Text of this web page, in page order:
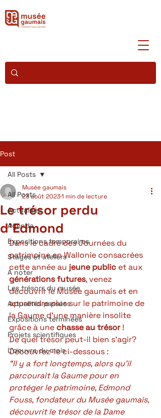
Post
All Posts
Actualités
Agenda
Expositions temporaires
Stages et ateliers
A noter
Les trésors du musée
Actualités passées
Expositions terminées
Projets scientifiques
L'oeuvre du mois
All Posts
Le trésor perdu
d’Edmond
Musée gaumais
23 août 20231 min de lecture
Dans le cadre des Journées du
patrimoine en Wallonie consacrées
cette année au jeune public et aux
générations futures, venez
découvrir le Musée gaumais et en
apprendre plus sur le patrimoine de
la Gaume d’une manière insolite
grâce à une chasse au trésor !
De quel trésor peut-il bien s’agir?
Découvrez-le ci-dessous :
“Il y a fort longtemps, alors qu’il
parcourait la Gaume pour en
protéger le patrimoine, Edmond
Fouss, fondateur du Musée gaumais,
découvrit le trésor de la Dame